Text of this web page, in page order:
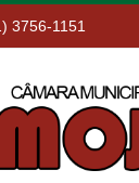
3756-1151